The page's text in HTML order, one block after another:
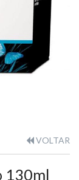
VOLTAR
130ml